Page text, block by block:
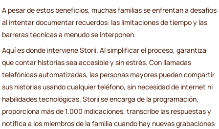
A pesar de estos beneficios, muchas familias se enfrentan a desafíos
al intentar documentar recuerdos: las limitaciones de tiempo y las
barreras técnicas a menudo se interponen.
Aquí es donde interviene Storii. Al simplificar el proceso, garantiza
que contar historias sea accesible y sin estrés. Con llamadas
telefónicas automatizadas, las personas mayores pueden compartir
sus historias usando cualquier teléfono, sin necesidad de internet ni
habilidades tecnológicas. Storii se encarga de la programación,
proporciona más de 1.000 indicaciones, transcribe las respuestas y
notifica a los miembros de la familia cuando hay nuevas grabaciones